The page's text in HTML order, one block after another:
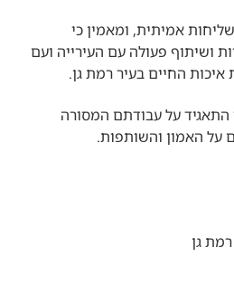
אמיתית, ומאמין כי
ושיתוף פעולה עם העירייה ועם
החיים בעיר רמת גן.
התאגיד על עבודתם המסורה
על האמון והשותפות.
גן